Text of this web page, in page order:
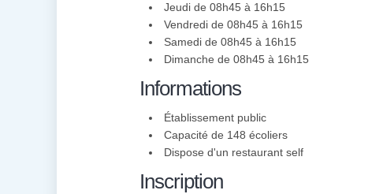
Jeudi de 08h45 à 16h15
Vendredi de 08h45 à 16h15
Samedi de 08h45 à 16h15
Dimanche de 08h45 à 16h15
Informations
Établissement public
Capacité de 148 écoliers
Dispose d'un restaurant self
Inscription